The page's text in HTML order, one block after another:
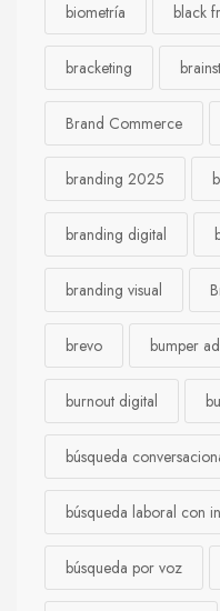
biometría black
bracketing
Brand Commerce
branding 2025
branding digital
branding visual
brevo bumper
burnout digital
búsqueda
búsqueda laboral con
búsqueda por voz